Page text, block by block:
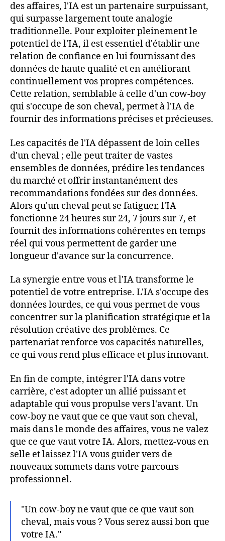
des affaires, l'IA est un partenaire surpuissant,
qui surpasse largement toute analogie
traditionnelle. Pour exploiter pleinement le
potentiel de l'IA, il est essentiel d'établir une
relation de confiance en lui fournissant des
données de haute qualité et en améliorant
continuellement vos propres compétences.
Cette relation, semblable à celle d'un cow-boy
qui s'occupe de son cheval, permet à l'IA de
fournir des informations précises et précieuses.
Les capacités de l'IA dépassent de loin celles
d'un cheval ; elle peut traiter de vastes
ensembles de données, prédire les tendances
du marché et offrir instantanément des
recommandations fondées sur des données.
Alors qu'un cheval peut se fatiguer, l'IA
fonctionne 24 heures sur 24, 7 jours sur 7, et
fournit des informations cohérentes en temps
réel qui vous permettent de garder une
longueur d'avance sur la concurrence.
La synergie entre vous et l'IA transforme le
potentiel de votre entreprise. L'IA s'occupe des
données lourdes, ce qui vous permet de vous
concentrer sur la planification stratégique et la
résolution créative des problèmes. Ce
partenariat renforce vos capacités naturelles,
ce qui vous rend plus efficace et plus innovant.
En fin de compte, intégrer l'IA dans votre
carrière, c'est adopter un allié puissant et
adaptable qui vous propulse vers l'avant. Un
cow-boy ne vaut que ce que vaut son cheval,
mais dans le monde des affaires, vous ne valez
que ce que vaut votre IA. Alors, mettez-vous en
selle et laissez l'IA vous guider vers de
nouveaux sommets dans votre parcours
professionnel.
"Un cow-boy ne vaut que ce que vaut son
cheval, mais vous ? Vous serez aussi bon que
votre IA."